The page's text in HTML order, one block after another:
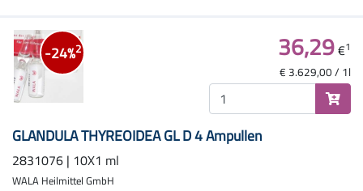
-24%2
GLANDULA THYREOIDEA GL D 4 Ampullen
2831076 | 10X1 ml
WALA Heilmittel GmbH
36,29€1
€ 3.629,00 / 1l